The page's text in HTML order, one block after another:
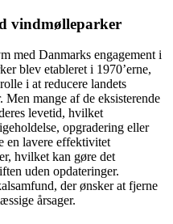
vindmølleparker
med Danmarks engagement i
blev etableret i 1970’erne,
i at reducere landets
mange af de eksisterende
levetid, hvilket
opgradering eller
en lavere effektivitet
hvilket kan gøre det
uden opdateringer.
der ønsker at fjerne
årsager.